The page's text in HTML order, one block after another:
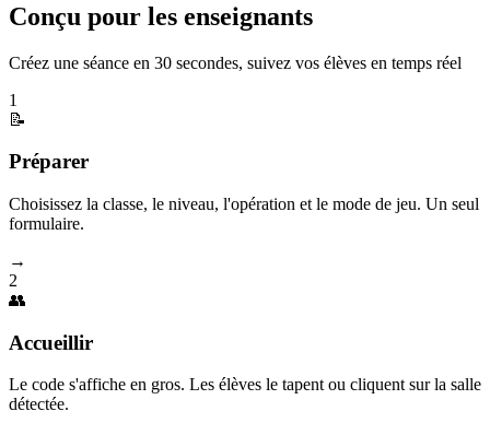
Conçu pour les enseignants
Créez une séance en 30 secondes, suivez vos élèves en temps réel
1
📝
Préparer
Choisissez la classe, le niveau, l'opération et le mode de jeu. Un seul
formulaire.
→
2
👥
Accueillir
Le code s'affiche en gros. Les élèves le tapent ou cliquent sur la salle
détectée.